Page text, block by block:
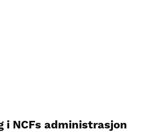
i NCFs administrasjon